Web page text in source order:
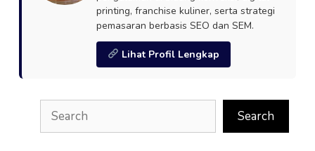
printing, franchise kuliner, serta strategi
pemasaran berbasis SEO dan SEM.
Lihat Profil Lengkap
Search
Search